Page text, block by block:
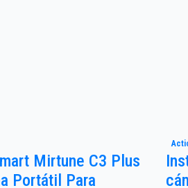
Mirtune C3 Plus
Portátil Para